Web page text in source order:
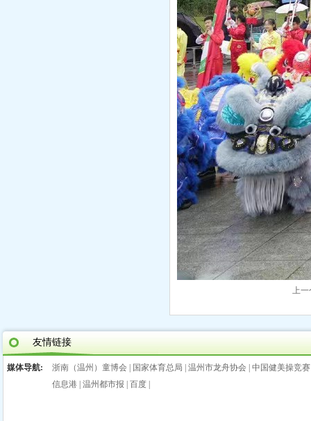
上一
友情链接
媒体导航: 浙南（温州）童博会 国家体育总局 温州市龙舟协会 中国健美操竞
信息港 温州都市报 百度